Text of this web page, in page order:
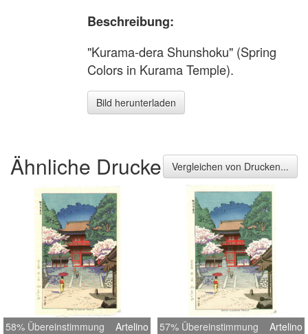
Beschreibung:
"Kurama-dera Shunshoku" (Spring
Colors in Kurama Temple).
Bild herunterladen
Ähnliche Drucke Vergleichen von Drucken...
58% Übereinstimmung Artelino 57% Übereinstimmung Artelino